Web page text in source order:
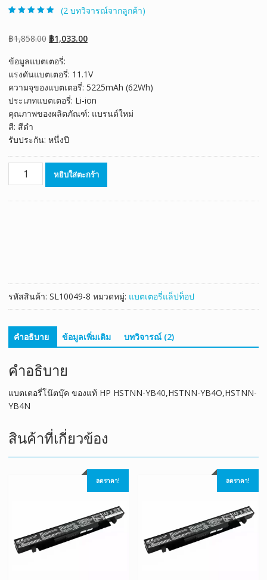
คะแนนเต็มบน
การให้คะแนน
(2 บทวิจารณ์จากลูกค้า)
฿1,858.00 Original
was:
฿1,858.00.
฿1,033.00Current
฿1,033.00.
ข้อมูลแบตเตอรี่:
แรงดันแบตเตอรี่: 11.1V
ความจุของแบตเตอรี่: 5225mAh (62Wh)
ประเภทแบตเตอรี่: Li-ion
คุณภาพของผลิตภัณฑ์: แบรนด์ใหม่
สี: สีดำ
รับประกัน: หนึ่งปี
จำนวน
YB4O,HSTNN-
YB4N
ชิ้น
หยิบใส่ตะกร้า
รหัสสินค้า: SL10049-8 หมวดหมู่: แบตเตอรี่แล็ปท็อป
คำอธิบาย ข้อมูลเพิ่มเติม บทวิจารณ์ (2)
คำอธิบาย
แบตเตอรี่โน๊ตบุ๊ค ของแท้ HP HSTNN-YB40,HSTNN-YB4O,HSTNN-
YB4N
สินค้าที่เกี่ยวข้อง
ลดราคา! ลดราคา!